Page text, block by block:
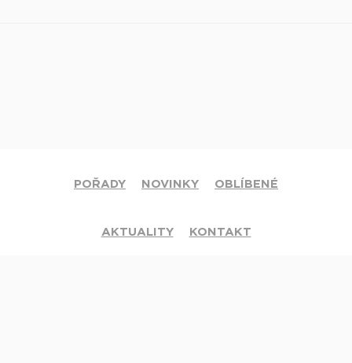
POŘADY NOVINKY OBLÍBENÉ
AKTUALITY KONTAKT